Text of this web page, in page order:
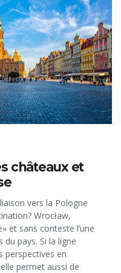
châteaux et
vers la Pologne
Wrocław,
et sans conteste l’une
du pays. Si la ligne
perspectives en
permet aussi de